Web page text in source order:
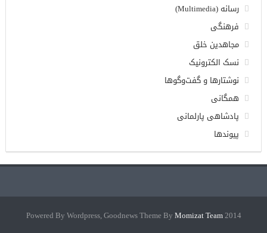
رسانه (Multimedia)
فرهنگی
مجاهدین خلق
نسک الکترونیک
نوشتارها و گفت‌وگوها
همگانی
پادشاهی پارلمانی
پیوندها
2014 Powered By Wordpress, Goodnews Theme By
Momizat Team